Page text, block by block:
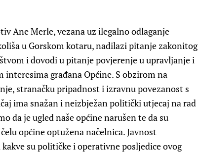
Ane Merle, vezana uz ilegalno odlaganje
u Gorskom kotaru, nadilazi pitanje zakonitog
i dovodi u pitanje povjerenje u upravljanje i
građana Općine. S obzirom na
stranačku pripadnost i izravnu povezanost s
ima snažan i neizbježan politički utjecaj na rad
da je ugled naše općine narušen te da su
općine optužena načelnica. Javnost
su političke i operativne posljedice ovog